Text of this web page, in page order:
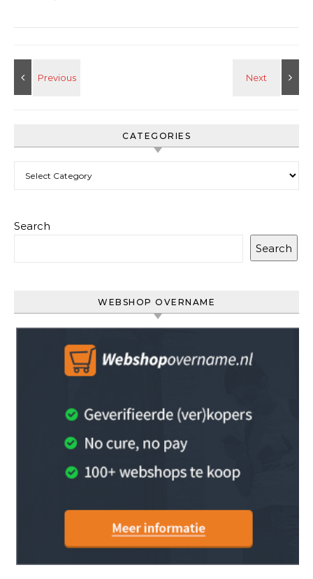
CATEGORIES
Search
Search
WEBSHOP OVERNAME